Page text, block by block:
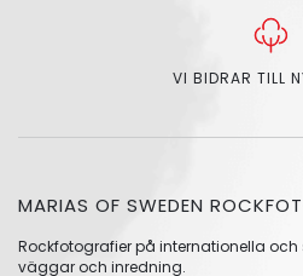
VI BIDRAR TILL
MARIAS OF SWEDEN
Rockfotografier på internationella
väggar och inredning.